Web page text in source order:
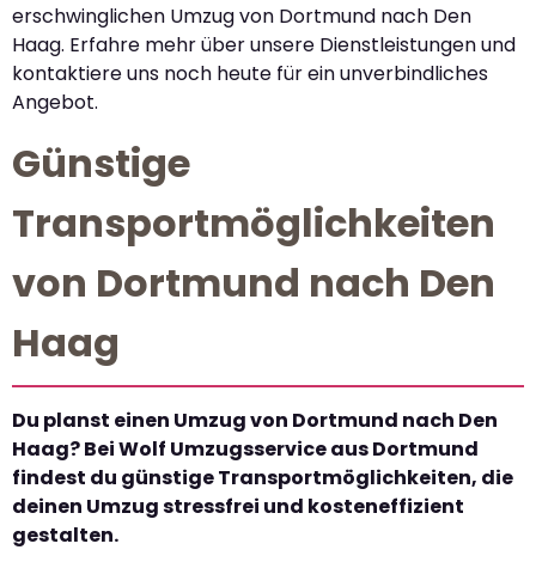
erschwinglichen Umzug von Dortmund nach Den
Haag. Erfahre mehr über unsere Dienstleistungen und
kontaktiere uns noch heute für ein unverbindliches
Angebot.
Günstige
Transportmöglichkeiten
von Dortmund nach Den
Haag
Du planst einen Umzug von Dortmund nach Den
Haag? Bei Wolf Umzugsservice aus Dortmund
findest du günstige Transportmöglichkeiten, die
deinen Umzug stressfrei und kosteneffizient
gestalten.